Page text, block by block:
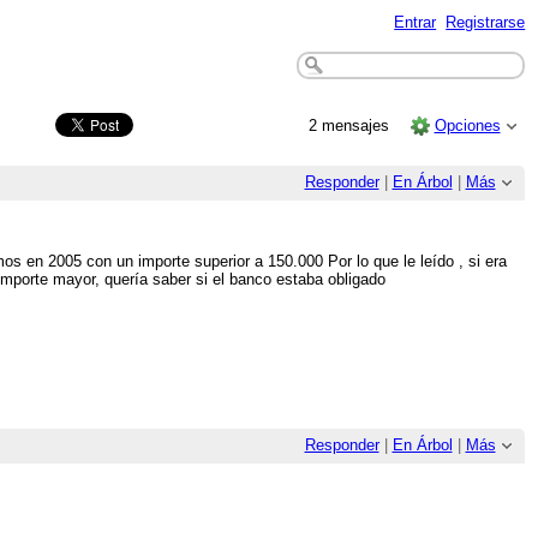
Entrar Registrarse
2 mensajes Opciones
Responder| En Árbol Más
en 2005 con un importe superior a 150.000 Por lo que le leído , si era
mayor, quería saber si el banco estaba obligado
Responder| En Árbol Más